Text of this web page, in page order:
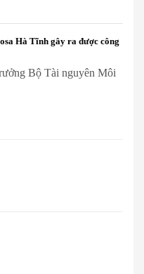
Hà Tĩnh gây ra được công
Bộ Tài nguyên Môi